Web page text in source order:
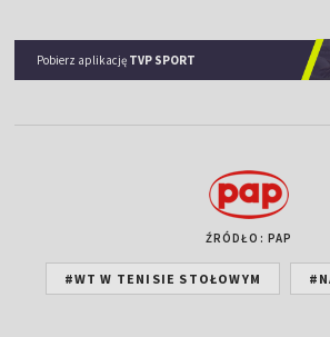
Pobierz aplikację TVP SPORT
ŹRÓDŁO: PAP
#WT W TENISIE STOŁOWYM